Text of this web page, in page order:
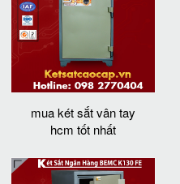
mua két sắt vân tay
hcm tốt nhất